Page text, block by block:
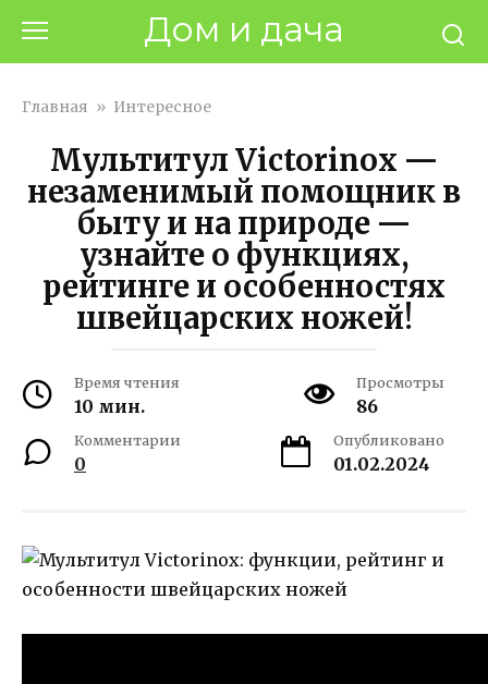
контенту
Дом и дача
Главная » Интересное
Мультитул Victorinox —
незаменимый помощник в
быту и на природе —
узнайте о функциях,
рейтинге и особенностях
швейцарских ножей!
Время чтения
10 мин.
Просмотры
86
Комментарии
0
Опубликовано
01.02.2024